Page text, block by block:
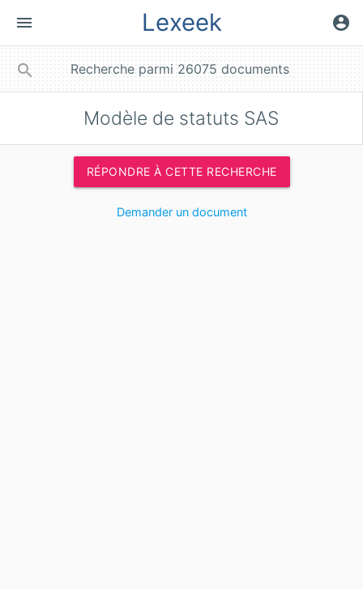
menu Lexeek account_circle
search
Modèle de statuts SAS
RÉPONDRE À CETTE RECHERCHE
Demander un document